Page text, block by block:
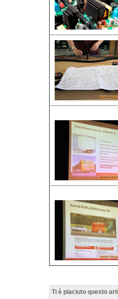
Ti è piaciuto questo